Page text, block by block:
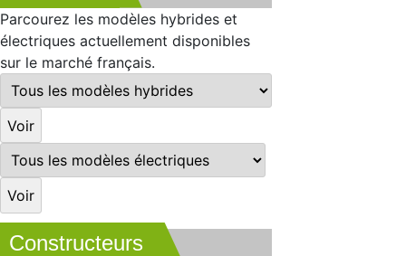
Parcourez les modèles hybrides et
électriques actuellement disponibles
sur le marché français.
Constructeurs